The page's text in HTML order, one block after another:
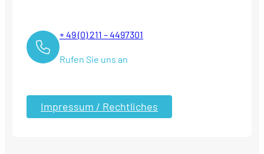
+ 49 (0) 211 – 4497301
Rufen Sie uns an
Impressum / Rechtliches